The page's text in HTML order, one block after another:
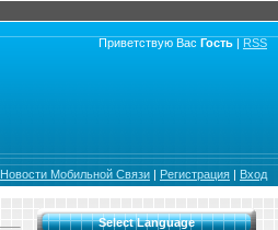
Приветствую Вас Гость | RSS
Новости Мобильной Связи | Регистрация | Вход
Select Language